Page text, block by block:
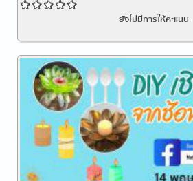
ยังไม่มีการให้คะแนน